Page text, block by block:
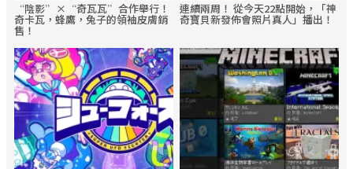
“陰影”×“奇瓦瓦”合作舉行！
奇卡瓦，蜂鷹，兔子的領袖皮膚銷
售！
連續兩周！ 從今天22點開始，「神
奇寶貝新發佈會照片真人」播出！